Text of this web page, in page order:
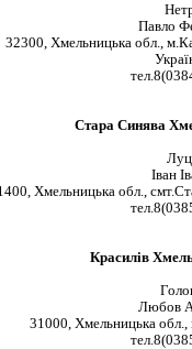
Павло
32300, Хмельницька обл.,
Стара Синява
Іван
Хмельницька обл.,
Красилів
Любов
31000, Хмельницька обл.,